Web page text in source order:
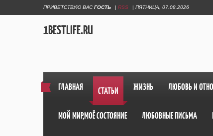
ПРИВЕТСТВУЮ ВАС ГОСТЬ | RSS | ПЯТНИЦА, 07.08.2026
1BESTLIFE.RU
ГЛАВНАЯ СТАТЬИ ЖИЗНЬ ЛЮБОВЬ И
МОЙ МИР,МОЁ СОСТОЯНИЕ ЛЮБОВНЫЕ ПИСЬМА